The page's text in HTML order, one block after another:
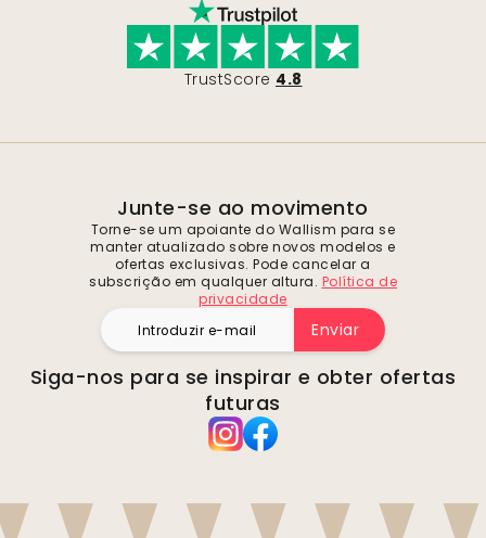
TrustScore 4.8
Junte-se ao movimento
Torne-se um apoiante do Wallism para se
manter atualizado sobre novos modelos e
ofertas exclusivas. Pode cancelar a
subscrição em qualquer altura. Política de
privacidade
Enviar
Siga-nos para se inspirar e obter ofertas
futuras